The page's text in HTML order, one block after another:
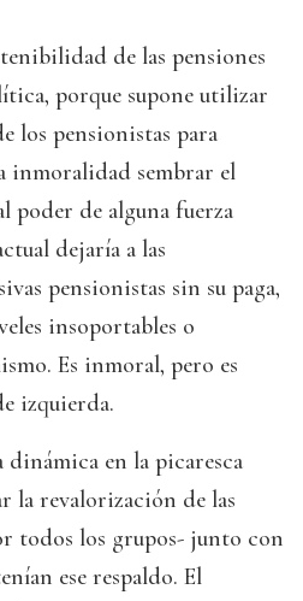
de las pensiones
porque supone utilizar
los pensionistas para
inmoralidad sembrar el
poder de alguna fuerza
dejaría a las
pensionistas sin su paga,
insoportables o
Es inmoral, pero es
izquierda.
en la picaresca
la revalorización de las
todos los grupos- junto con
ese respaldo. El